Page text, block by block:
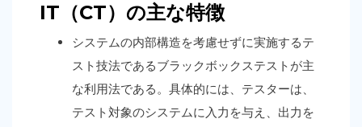
IT（CT）の主な特徴
システムの内部構造を考慮せずに実施するテ
スト技法であるブラックボックステストが主
な利用法である。具体的には、テスターは、
テスト対象のシステムに入力を与え、出力を